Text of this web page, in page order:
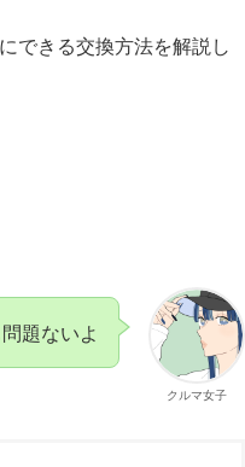
できる交換方法を解説し
クルマ女子
題ないよ